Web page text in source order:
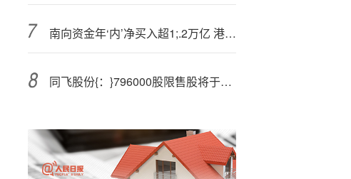
南向资金年‘内’净买入超1;.2万亿 港股科技板块受青睐！恒生科技ETF(513130)上周获8.87亿资金加仓 位居同类前列
同飞股份{：}796000股限售股将于11月12日上市流通